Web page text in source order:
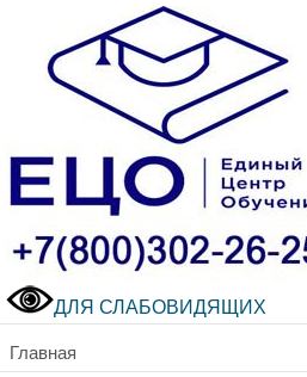
ДЛЯ СЛАБОВИДЯЩИХ
Главная